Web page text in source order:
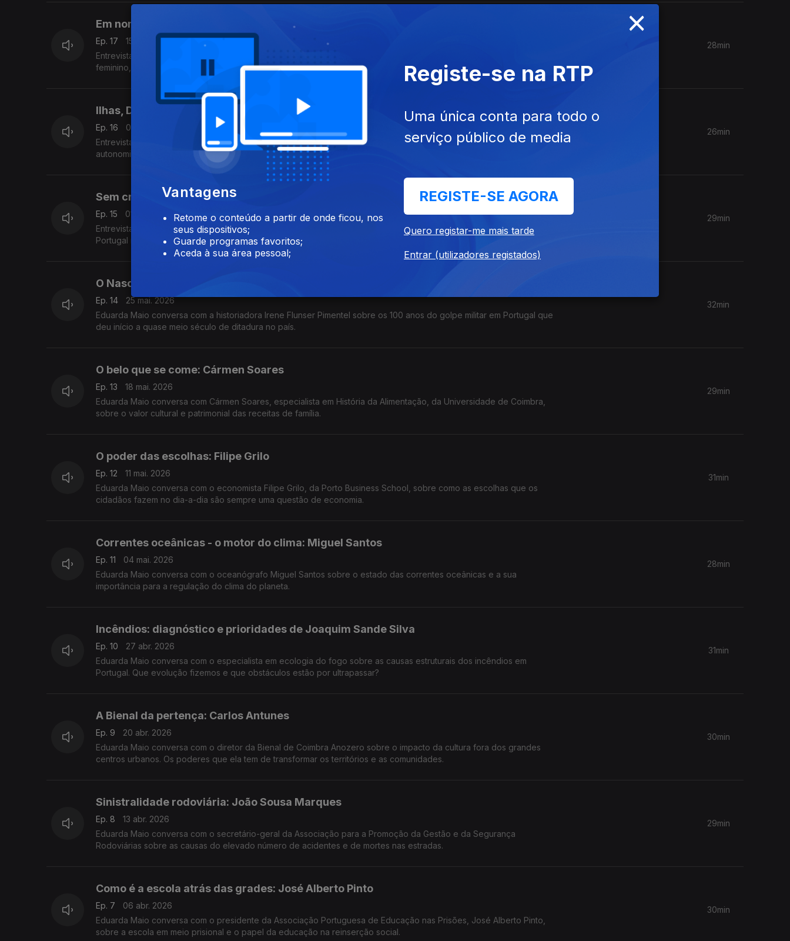
Em nome próprio: Teolinda Gersão
Ep. 17
15 jun. 2026
Entrevista de Eduarda Maio à escritora Teolinda Gersão sobre os temas que marcam os seus livros: o universo
feminino, a História, a memória, a identidade e a condição humana.
28min
Ilhas, Democracia e Futuro: Teresa Ruel
Ep. 16
08 jun. 2026
Entrevista de Eduarda Maio a Teresa Ruel, especialista em Regiões Autónomas da Lusófona, sobre os 50 anos de
autonomia da Madeira e dos Açores e o papel das regiões na coesão do território.
26min
Sem crianças, sem futuro: Vanessa Cunha
Ep. 15
01 jun. 2026
Entrevista de Eduarda Maio à socióloga Vanessa Cunha, da Universidade de Lisboa, sobre a quebra da natalidade em
Portugal nos últimos 50 anos. Causas e impactos. Desafios da parentalidade.
29min
O Nascimento da Ditadura: Irene Flunser Pimentel
Ep. 14
25 mai. 2026
Eduarda Maio conversa com a historiadora Irene Flunser Pimentel sobre os 100 anos do golpe militar em Portugal que
deu início a quase meio século de ditadura no país.
32min
O belo que se come: Cármen Soares
Ep. 13
18 mai. 2026
Eduarda Maio conversa com Cármen Soares, especialista em História da Alimentação, da Universidade de Coimbra,
sobre o valor cultural e patrimonial das receitas de família.
29min
O poder das escolhas: Filipe Grilo
Ep. 12
11 mai. 2026
Eduarda Maio conversa com o economista Filipe Grilo, da Porto Business School, sobre como as escolhas que os
cidadãos fazem no dia-a-dia são sempre uma questão de economia.
31min
Correntes oceânicas - o motor do clima: Miguel Santos
Ep. 11
04 mai. 2026
Eduarda Maio conversa com o oceanógrafo Miguel Santos sobre o estado das correntes oceânicas e a sua
importância para a regulação do clima do planeta.
28min
Incêndios: diagnóstico e prioridades de Joaquim Sande Silva
Ep. 10
27 abr. 2026
Eduarda Maio conversa com o especialista em ecologia do fogo sobre as causas estruturais dos incêndios em
Portugal. Que evolução fizemos e que obstáculos estão por ultrapassar?
31min
A Bienal da pertença: Carlos Antunes
Ep. 9
20 abr. 2026
Eduarda Maio conversa com o diretor da Bienal de Coimbra Anozero sobre o impacto da cultura fora dos grandes
centros urbanos. Os poderes que ela tem de transformar os territórios e as comunidades.
30min
Sinistralidade rodoviária: João Sousa Marques
Ep. 8
13 abr. 2026
Eduarda Maio conversa com o secretário-geral da Associação para a Promoção da Gestão e da Segurança
Rodoviárias sobre as causas do elevado número de acidentes e de mortes nas estradas.
29min
Como é a escola atrás das grades: José Alberto Pinto
Ep. 7
06 abr. 2026
Eduarda Maio conversa com o presidente da Associação Portuguesa de Educação nas Prisões, José Alberto Pinto,
sobre a escola em meio prisional e o papel da educação na reinserção social.
30min
×
Vantagens
Retome o conteúdo a partir de onde ficou, nos
seus dispositivos;
Guarde programas favoritos;
Aceda à sua área pessoal;
Registe-se na RTP
Uma única conta para todo o
serviço público de media
REGISTE-SE AGORA
Quero registar-me mais tarde
Entrar (utilizadores registados)